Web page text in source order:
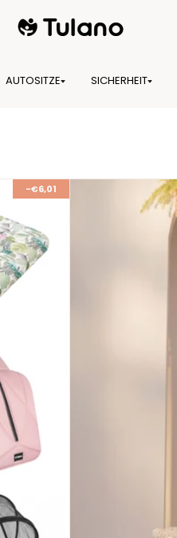
AUTOSITZE SICHERHEIT
-€6,01